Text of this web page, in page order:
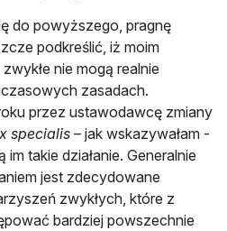
do powyższego, pragnę
podkreślić, iż moim
nie mogą realnie
zasadach.
przez ustawodawcę zmiany
specialis – jak wskazywałam -
takie działanie. Generalnie
jest zdecydowane
zwykłych, które z
bardziej powszechnie